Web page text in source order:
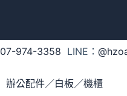
07-974-3358 LINE：
辦公配件／白板／機櫃